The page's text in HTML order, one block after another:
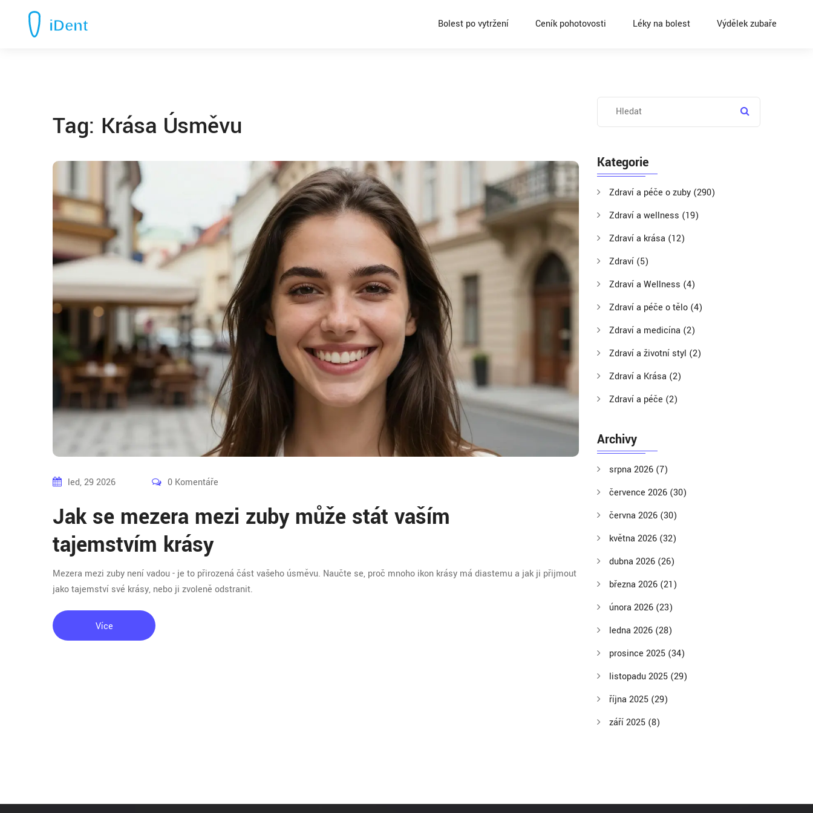
Bolest po vytržení Ceník pohotovosti Léky na bolest Výdělek zubaře
Tag: Krása Úsměvu
led, 29 2026 0 Komentáře
Jak se mezera mezi zuby může stát vaším
tajemstvím krásy
Mezera mezi zuby není vadou - je to přirozená část vašeho úsměvu. Naučte se, proč mnoho ikon krásy má diastemu a jak ji přijmout
jako tajemství své krásy, nebo ji zvoleně odstranit.
Více
Kategorie
Zdraví a péče o zuby (290)
Zdraví a wellness (19)
Zdraví a krása (12)
Zdraví (5)
Zdraví a Wellness (4)
Zdraví a péče o tělo (4)
Zdraví a medicína (2)
Zdraví a životní styl (2)
Zdraví a Krása (2)
Zdraví a péče (2)
Archivy
srpna 2026 (7)
července 2026 (30)
června 2026 (30)
května 2026 (32)
dubna 2026 (26)
března 2026 (21)
února 2026 (23)
ledna 2026 (28)
prosince 2025 (34)
listopadu 2025 (29)
října 2025 (29)
září 2025 (8)